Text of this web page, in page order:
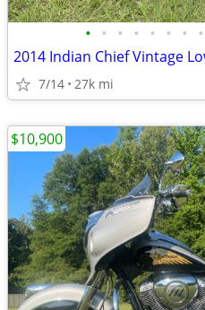
• • • • • • • •
2014 Indian Chief Vintage
7/14 27k mi
$10,900